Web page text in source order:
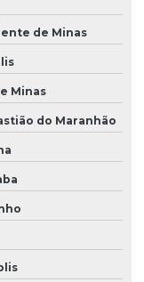
de Minas
Minas
do Maranhão